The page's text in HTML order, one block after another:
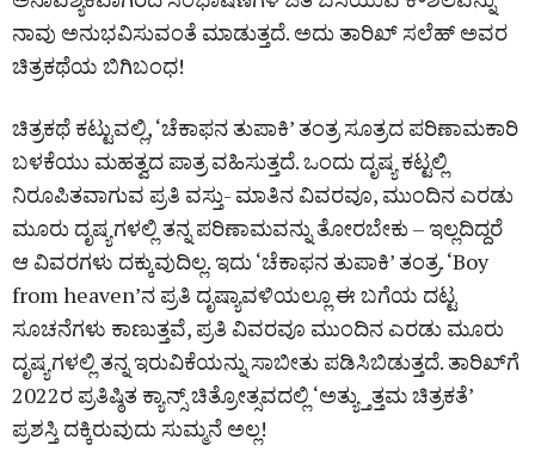
ನಾವು ಅನುಭವಿಸುವಂತೆ ಮಾಡುತ್ತದೆ. ಅದು ತಾರಿಖ್ ಸಲೆಹ್ ಅವರ
ಚಿತ್ರಕಥೆಯ ಬಿಗಿಬಂಧ!
ಚಿತ್ರಕಥೆ ಕಟ್ಟುವಲ್ಲಿ, ‘ಚೆಕಾಫನ ತುಪಾಕಿ’ ತಂತ್ರ ಸೂತ್ರದ ಪರಿಣಾಮಕಾರಿ
ಬಳಕೆಯು ಮಹತ್ವದ ಪಾತ್ರ ವಹಿಸುತ್ತದೆ. ಒಂದು ದೃಷ್ಯ ಕಟ್ಟಲ್ಲಿ
ನಿರೂಪಿತವಾಗುವ ಪ್ರತಿ ವಸ್ತು- ಮಾತಿನ ವಿವರವೂ, ಮುಂದಿನ ಎರಡು
ಮೂರು ದೃಷ್ಯಗಳಲ್ಲಿ ತನ್ನ ಪರಿಣಾಮವನ್ನು ತೋರಬೇಕು – ಇಲ್ಲದಿದ್ದರೆ
ಆ ವಿವರಗಳು ದಕ್ಕುವುದಿಲ್ಲ. ಇದು ‘ಚೆಕಾಫನ ತುಪಾಕಿ’ ತಂತ್ರ. ‘Boy
from heaven’ನ ಪ್ರತಿ ದೃಷ್ಯಾವಳಿಯಲ್ಲೂ ಈ ಬಗೆಯ ದಟ್ಟ
ಸೂಚನೆಗಳು ಕಾಣುತ್ತವೆ, ಪ್ರತಿ ವಿವರವೂ ಮುಂದಿನ ಎರಡು ಮೂರು
ದೃಷ್ಯಗಳಲ್ಲಿ ತನ್ನ ಇರುವಿಕೆಯನ್ನು ಸಾಬೀತು ಪಡಿಸಿಬಿಡುತ್ತದೆ. ತಾರಿಖ್‌ಗೆ
2022ರ ಪ್ರತಿಷ್ಠಿತ ಕ್ಯಾನ್ಸ್ ಚಿತ್ರೋತ್ಸವದಲ್ಲಿ ‘ಅತ್ಯ್ತುತ್ತಮ ಚಿತ್ರಕತೆ’
ಪ್ರಶಸ್ತಿ ದಕ್ಕಿರುವುದು ಸುಮ್ಮನೆ ಅಲ್ಲ!